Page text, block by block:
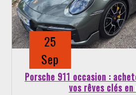
25
Sep
Porsche 911 occasion :
vos rêves clés en